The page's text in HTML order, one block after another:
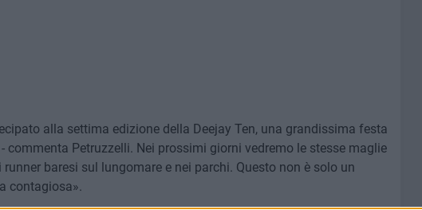
alla settima edizione della Deejay Ten, una grandissima festa
commenta Petruzzelli. Nei prossimi giorni vedremo le stesse maglie
baresi sul lungomare e nei parchi. Questo non è solo un
contagiosa».